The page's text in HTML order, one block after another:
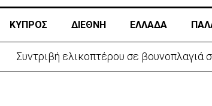
ΚΥΠΡΟΣ ΔΙΕΘΝΗ ΕΛΛΑΔΑ
Συντριβή ελικοπτέρου σε βουνοπλαγιά